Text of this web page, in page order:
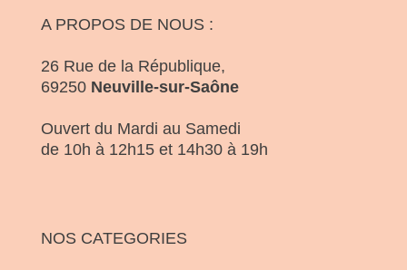
A PROPOS DE NOUS :
26 Rue de la République,
69250 Neuville-sur-Saône
Ouvert du Mardi au Samedi
de 10h à 12h15 et 14h30 à 19h
NOS CATEGORIES